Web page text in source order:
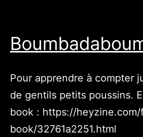
Pour apprendre à compter
de gentils petits poussins.
book : https://
book/32761a2251.html